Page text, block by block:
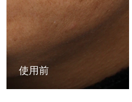
使用前
中國澳門特別行政區
馬來西亞
馬爾他
墨西哥